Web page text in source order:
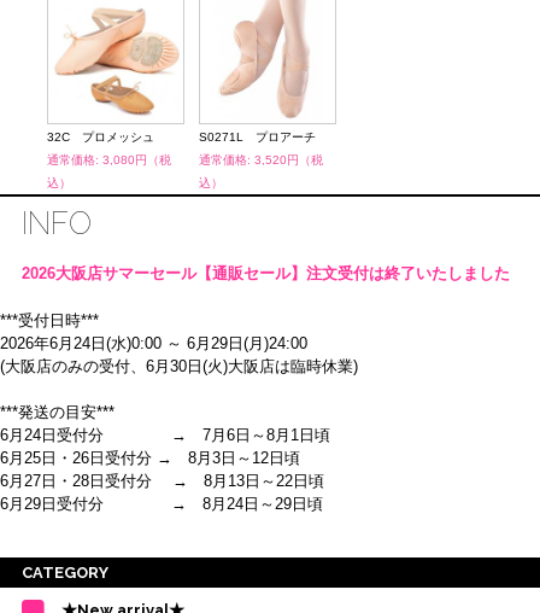
32C プロメッシュ
通常価格: 3,080円（税
込）
S0271L プロアーチ
通常価格: 3,520円（税
込）
INFO
2026大阪店サマーセール【通販セール】注文受付は終了いたしました
***受付日時***
2026年6月24日(水)0:00 ～ 6月29日(月)24:00
(大阪店のみの受付、6月30日(火)大阪店は臨時休業)
***発送の目安***
6月24日受付分 → 7月6日～8月1日頃
6月25日・26日受付分 → 8月3日～12日頃
6月27日・28日受付分 → 8月13日～22日頃
6月29日受付分 → 8月24日～29日頃
※ご注意
CATEGORY